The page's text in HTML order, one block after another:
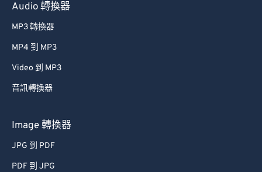
Audio 轉換器
MP3 轉換器
MP4 到 MP3
Video 到 MP3
音訊轉換器
Image 轉換器
JPG 到 PDF
PDF 到 JPG